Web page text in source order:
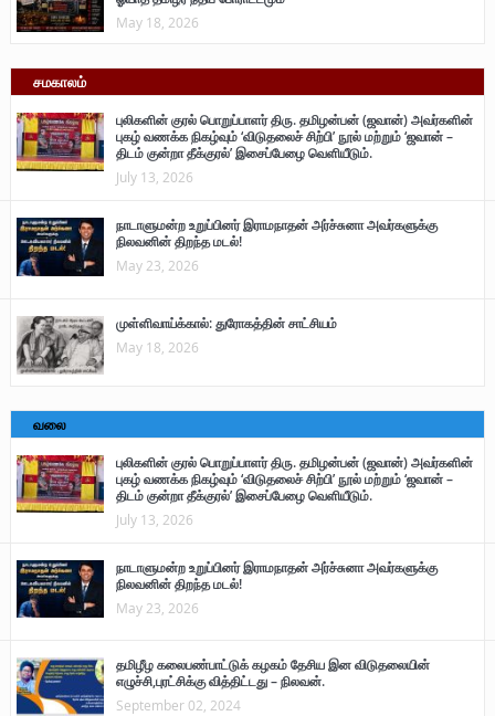
May 18, 2026
சமகாலம்
புலிகளின் குரல் பொறுப்பாளர் திரு. தமிழன்பன் (ஜவான்) அவர்களின்
புகழ் வணக்க நிகழ்வும் ‘விடுதலைச் சிற்பி’ நூல் மற்றும் ‘ஜவான் –
திடம் குன்றா தீக்குரல்’ இசைப்பேழை வெளியீடும்.
July 13, 2026
நாடாளுமன்ற உறுப்பினர் இராமநாதன் அர்ச்சுனா அவர்களுக்கு
நிலவனின் திறந்த மடல்!
May 23, 2026
முள்ளிவாய்க்கால்: துரோகத்தின் சாட்சியம்
May 18, 2026
வலை
புலிகளின் குரல் பொறுப்பாளர் திரு. தமிழன்பன் (ஜவான்) அவர்களின்
புகழ் வணக்க நிகழ்வும் ‘விடுதலைச் சிற்பி’ நூல் மற்றும் ‘ஜவான் –
திடம் குன்றா தீக்குரல்’ இசைப்பேழை வெளியீடும்.
July 13, 2026
நாடாளுமன்ற உறுப்பினர் இராமநாதன் அர்ச்சுனா அவர்களுக்கு
நிலவனின் திறந்த மடல்!
May 23, 2026
தமிழீழ கலைபண்பாட்டுக் கழகம் தேசிய இன விடுதலையின்
எழுச்சி,புரட்சிக்கு வித்திட்டது – நிலவன்.
September 02, 2024